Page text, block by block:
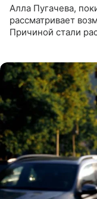
Алла Пугачева,
рассматривает
Причиной стали